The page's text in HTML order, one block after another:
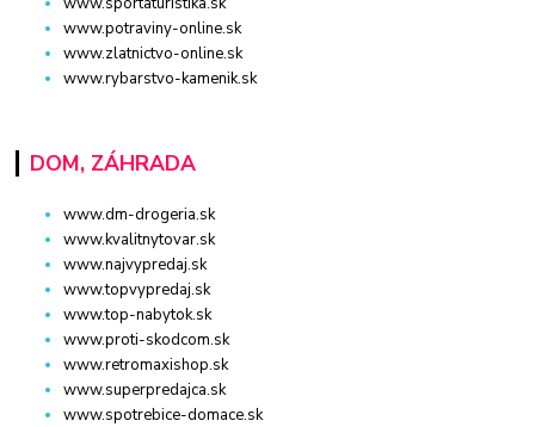
www.potraviny-online.sk
www.zlatnictvo-online.sk
www.rybarstvo-kamenik.sk
DOM, ZÁHRADA
www.dm-drogeria.sk
www.kvalitnytovar.sk
www.najvypredaj.sk
www.topvypredaj.sk
www.top-nabytok.sk
www.proti-skodcom.sk
www.retromaxishop.sk
www.superpredajca.sk
www.spotrebice-domace.sk